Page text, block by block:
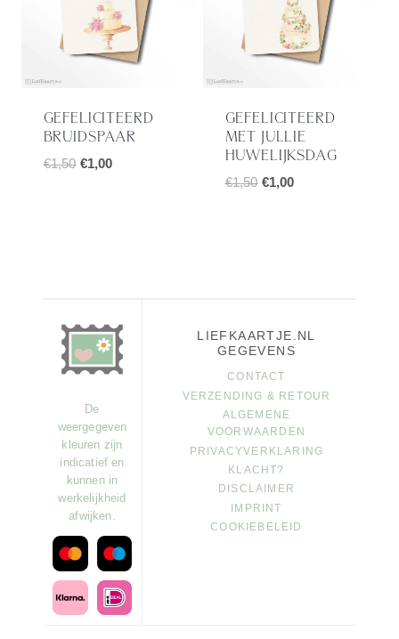
GEFELICITEERD
BRUIDSPAAR
€1,50 Oorspronkelijke
€1,00Huidige
GEFELICITEERD
MET JULLIE
HUWELIJKSDAG
€1,50 Oorspronkelijke
€1,00Huidige
De
weergegeven
kleuren zijn
indicatief en
kunnen in
werkelijkheid
afwijken.
LIEFKAARTJE.NL
GEGEVENS
CONTACT
VERZENDING & RETOUR
ALGEMENE
VOORWAARDEN
PRIVACYVERKLARING
KLACHT?
DISCLAIMER
IMPRINT
COOKIEBELEID